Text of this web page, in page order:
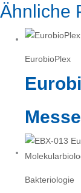
Ähnliche
EurobioPlex
Bakteriologie